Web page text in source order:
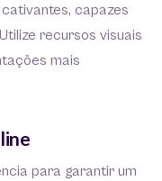
capazes
recursos visuais
mais
para garantir um